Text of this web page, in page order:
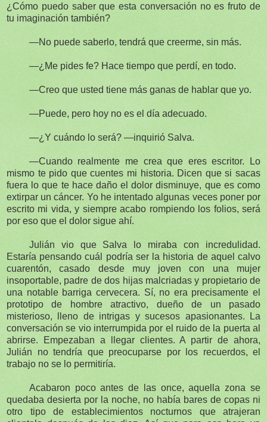
¿Cómo puedo saber que esta conversación no es fruto de
tu imaginación también?
—No puede saberlo, tendrá que creerme, sin más.
—¿Me pides fe? Hace tiempo que perdí, en todo.
—Creo que usted tiene más ganas de hablar que yo.
—Puede, pero hoy no es el día adecuado.
—¿Y cuándo lo será? —inquirió Salva.
—Cuando realmente me crea que eres escritor. Lo
mismo te pido que cuentes mi historia. Dicen que si sacas
fuera lo que te hace daño el dolor disminuye, que es como
extirpar un cáncer. Yo he intentado algunas veces poner por
escrito mi vida, y siempre acabo rompiendo los folios, será
por eso que el dolor sigue ahí.
Julián vio que Salva lo miraba con incredulidad.
Estaría pensando cuál podría ser la historia de aquel calvo
cuarentón, casado desde muy joven con una mujer
insoportable, padre de dos hijas malcriadas y propietario de
una notable barriga cervecera. Sí, no era precisamente el
prototipo de hombre atractivo, dueño de un pasado
misterioso, lleno de intrigas y sucesos apasionantes. La
conversación se vio interrumpida por el ruido de la puerta al
abrirse. Empezaban a llegar clientes. A partir de ahora,
Julián no tendría que preocuparse por los recuerdos, el
trabajo no se lo permitiría.
Acabaron poco antes de las once, aquella zona se
quedaba desierta por la noche, no había bares de copas ni
otro tipo de establecimientos nocturnos que atrajeran